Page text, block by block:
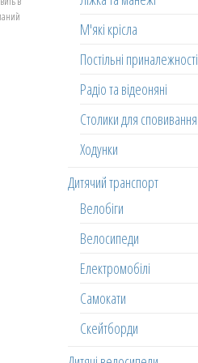
М'які крісла
Постільні приналежності
Радіо та відеоняні
Столики для сповивання
Ходунки
Дитячий транспорт
Велобіги
Велосипеди
Електромобілі
Самокати
Скейтборди